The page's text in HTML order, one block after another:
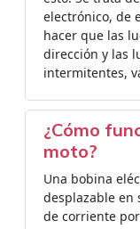
electrónico, de
hacer que las
dirección y las
intermitentes,
¿Cómo
moto?
Una bobina
desplazable en
de corriente